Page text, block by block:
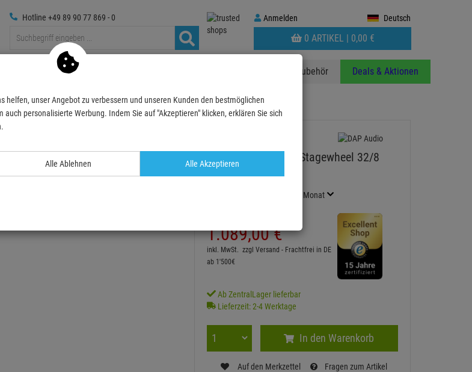
Anmelden
Anmelden Deutsch
WARENKORB
AUFKLAPPEN
0 ARTIKEL | 0,00 €
Hotline +49 89 90 77 869 - 0
Medientechnik Zubehör Deals & Aktionen
Stagewheel DAP-Audio CobraX Stagewheel 32/8 Multicore XLR 30m
DAP-Audio CobraX Stagewheel 32/8
Multicore XLR 30m
/ Monat
1.089,00 €
inkl. MwSt.
zzgl Versand - Frachtfrei in DE
ab 1'500€
Ab ZentralLager lieferbar
Lieferzeit: 2-4 Werktage
In den Warenkorb
Auf den Merkzettel Fragen zum Artikel
helfen, unser Angebot zu verbessern und unseren Kunden den bestmöglichen
personalisierte Werbung. Indem Sie auf "Akzeptieren" klicken, erklären Sie sich
Alle Ablehnen Alle Akzeptieren